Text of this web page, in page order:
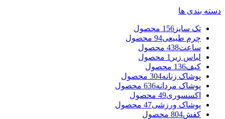
دسته بندی ها
تک سایز 156 محصول
چرم طبیعی94 محصول
ساعت438 محصول
لباس زیر 1 محصول
کیف136 محصول
پوشاک زنانه304 محصول
پوشاک مردانه636 محصول
اکسسوری49 محصول
پوشاک ورزشی47 محصول
کفش804 محصول